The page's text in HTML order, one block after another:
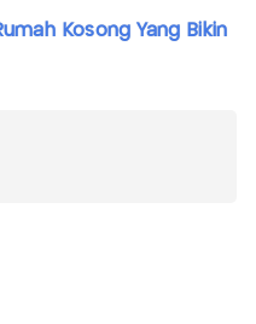
Kosong Yang Bikin